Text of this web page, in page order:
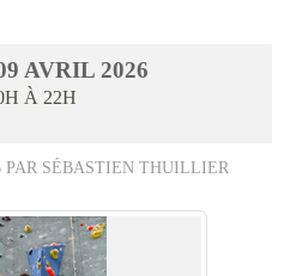
AVRIL 2026
À 22H
PAR SÉBASTIEN THUILLIER